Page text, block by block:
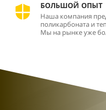
БОЛЬШОЙ ОПЫТ
Наша компания
поликарбоната и
Мы на рынке уже